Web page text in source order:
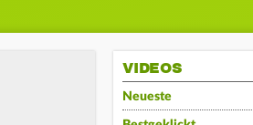
VIDEOS
Neueste